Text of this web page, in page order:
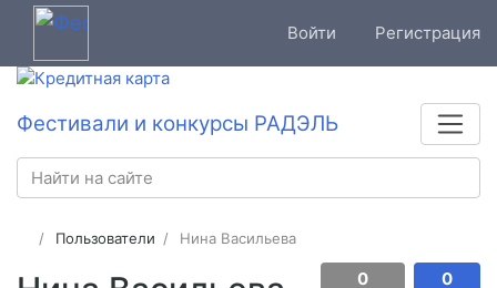
Войти Регистрация
Фестивали и конкурсы РАДЭЛЬ
Пользователи Нина Васильева
0 0